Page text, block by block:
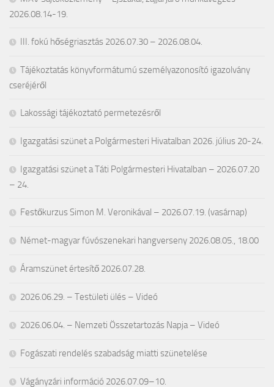
2026.08.14-19.
III. fokú hőségriasztás 2026.07.30 – 2026.08.04.
Tájékoztatás könyvformátumú személyazonosító igazolvány
cseréjéről
Lakossági tájékoztató permetezésről
Igazgatási szünet a Polgármesteri Hivatalban 2026. július 20-24.
Igazgatási szünet a Táti Polgármesteri Hivatalban – 2026.07.20
– 24.
Festőkurzus Simon M. Veronikával – 2026.07.19. (vasárnap)
Német-magyar fúvószenekari hangverseny 2026.08.05., 18.00
Áramszünet értesítő 2026.07.28.
2026.06.29. – Testületi ülés – Videó
2026.06.04. – Nemzeti Összetartozás Napja – Videó
Fogászati rendelés szabadság miatti szünetelése
Vágányzári információ 2026.07.09–10.